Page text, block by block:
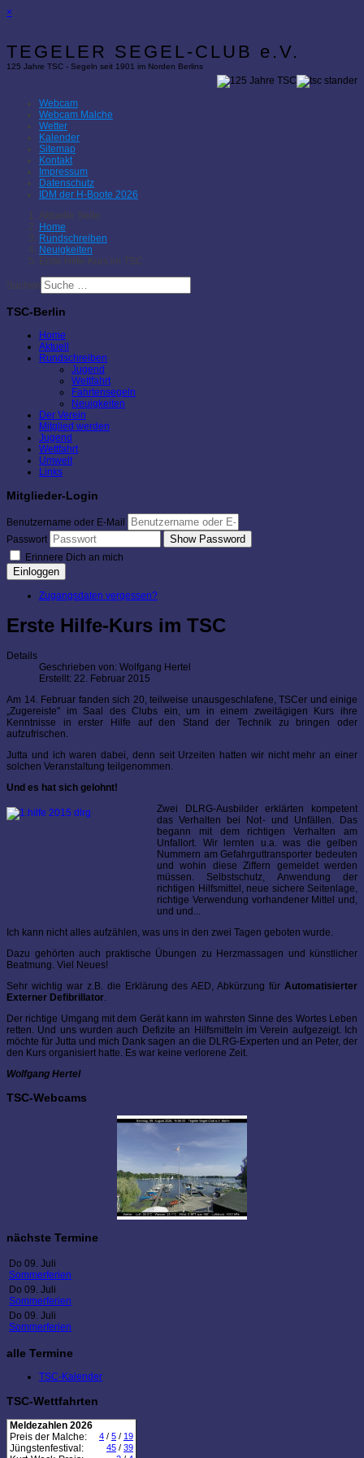
×
TEGELER SEGEL-CLUB e.V.
125 Jahre TSC - Segeln seit 1901 im Norden Berlins
Webcam
Webcam Malche
Wetter
Kalender
Sitemap
Kontakt
Impressum
Datenschutz
IDM der H-Boote 2026
Aktuelle Seite:
Home
Rundschreiben
Neuigkeiten
Erste Hilfe-Kurs im TSC
Suchen
TSC-Berlin
Home
Aktuell
Rundschreiben
Jugend
Wettfahrt
Fahrtensegeln
Neuigkeiten
Der Verein
Mitglied werden
Jugend
Wettfahrt
Umwelt
Links
Mitglieder-Login
Benutzername oder E-Mail
Passwort
Show Password
Erinnere Dich an mich
Einloggen
Zugangsdaten vergessen?
Erste Hilfe-Kurs im TSC
Details
Geschrieben von: Wolfgang Hertel
Erstellt: 22. Februar 2015
Am 14. Februar fanden sich 20, teilweise unausgeschlafene, TSCer und einige
„Zugereiste" im Saal des Clubs ein, um in einem zweitägigen Kurs ihre
Kenntnisse in erster Hilfe auf den Stand der Technik zu bringen oder
aufzufrischen.
Jutta und ich waren dabei, denn seit Urzeiten hatten wir nicht mehr an einer
solchen Veranstaltung teilgenommen.
Und es hat sich gelohnt!
Zwei DLRG-Ausbilder erklärten kompetent
das Verhalten bei Not- und Unfällen. Das
begann mit dem richtigen Verhalten am
Unfallort. Wir lernten u.a. was die gelben
Nummern am Gefahrguttransporter bedeuten
und wohin diese Ziffern gemeldet werden
müssen. Selbstschutz, Anwendung der
richtigen Hilfsmittel, neue sichere Seitenlage,
richtige Verwendung vorhandener Mittel und,
und und...
Ich kann nicht alles aufzählen, was uns in den zwei Tagen geboten wurde.
Dazu gehörten auch praktische Übungen zu Herzmassagen und künstlicher
Beatmung. Viel Neues!
Sehr wichtig war z.B. die Erklärung des AED, Abkürzung für Automatisierter
Externer Defibrillator.
Der richtige Umgang mit dem Gerät kann im wahrsten Sinne des Wortes Leben
retten. Und uns wurden auch Defizite an Hilfsmitteln im Verein aufgezeigt. Ich
möchte für Jutta und mich Dank sagen an die DLRG-Experten und an Peter, der
den Kurs organisiert hatte. Es war keine verlorene Zeit.
Wolfgang Hertel
TSC-Webcams
nächste Termine
Do 09. Juli
Sommerferien
Do 09. Juli
Sommerferien
Do 09. Juli
Sommerferien
alle Termine
TSC-Kalender
TSC-Wettfahrten
Meldezahlen 2026
Preis der Malche:
4 / 5 / 19
Jüngstenfestival: 45 / 39